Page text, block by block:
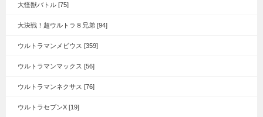
大怪獣バトル [75]
大決戦！超ウルトラ８兄弟 [94]
ウルトラマンメビウス [359]
ウルトラマンマックス [56]
ウルトラマンネクサス [76]
ウルトラセブンX [19]